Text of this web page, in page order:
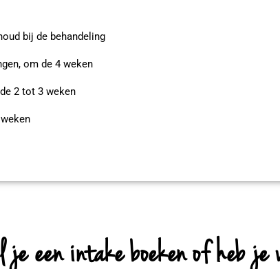
bij de behandeling
om de 4 weken
2 tot 3 weken
je een intake boeken of heb je